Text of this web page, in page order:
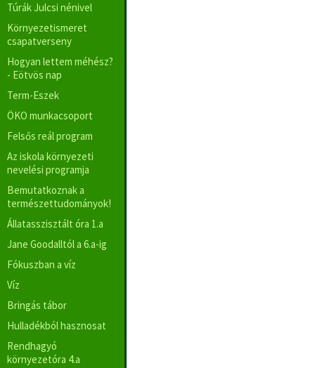
Túrák Julcsi nénivel
Környezetismeret
csapatverseny
Hogyan lettem méhész?
- Eötvös nap
Term-Eszek
ÖKO munkacsoport
Felsős reál program
Az iskola környezeti
nevelési programja
Bemutatkoznak a
természettudományok!
Állatasszisztált óra 1.a
Jane Goodalltól a 6.a-ig
Fókuszban a víz
Víz
Bringás tábor
Hulladékból hasznosat
Rendhagyó
környezetóra 4.a